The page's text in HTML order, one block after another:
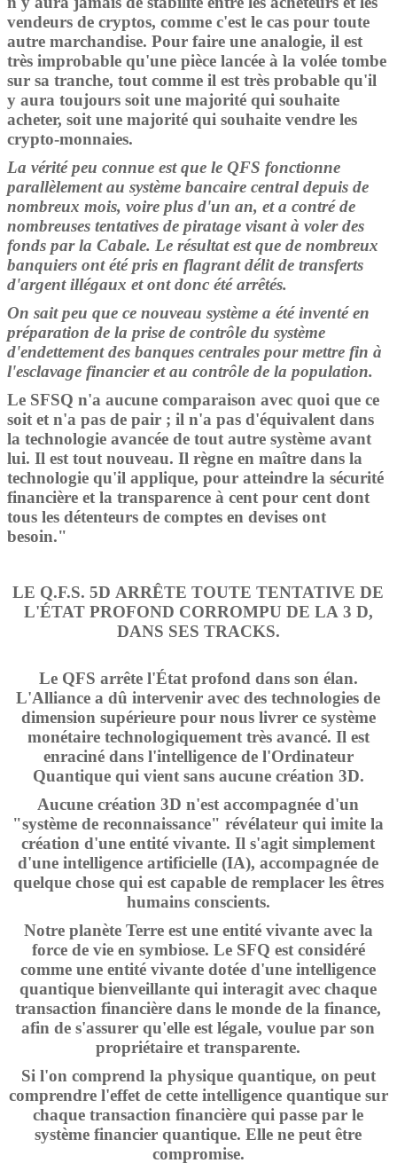
vendeurs de cryptos, comme c'est le cas pour toute
autre marchandise. Pour faire une analogie, il est
très improbable qu'une pièce lancée à la volée tombe
sur sa tranche, tout comme il est très probable qu'il
y aura toujours soit une majorité qui souhaite
acheter, soit une majorité qui souhaite vendre les
crypto-monnaies.
La vérité peu connue est que le QFS fonctionne
parallèlement au système bancaire central depuis de
nombreux mois, voire plus d'un an, et a contré de
nombreuses tentatives de piratage visant à voler des
fonds par la Cabale. Le résultat est que de nombreux
banquiers ont été pris en flagrant délit de transferts
d'argent illégaux et ont donc été arrêtés.
On sait peu que ce nouveau système a été inventé en
préparation de la prise de contrôle du système
d'endettement des banques centrales pour mettre fin à
l'esclavage financier et au contrôle de la population.
Le SFSQ n'a aucune comparaison avec quoi que ce
soit et n'a pas de pair ; il n'a pas d'équivalent dans
la technologie avancée de tout autre système avant
lui. Il est tout nouveau. Il règne en maître dans la
technologie qu'il applique, pour atteindre la sécurité
financière et la transparence à cent pour cent dont
tous les détenteurs de comptes en devises ont
besoin."
LE Q.F.S. 5D ARRÊTE TOUTE TENTATIVE DE
L'ÉTAT PROFOND CORROMPU DE LA 3 D,
DANS SES TRACKS.
Le QFS arrête l'État profond dans son élan.
L'Alliance a dû intervenir avec des technologies de
dimension supérieure pour nous livrer ce système
monétaire technologiquement très avancé. Il est
enraciné dans l'intelligence de l'Ordinateur
Quantique qui vient sans aucune création 3D.
Aucune création 3D n'est accompagnée d'un
"système de reconnaissance" révélateur qui imite la
création d'une entité vivante. Il s'agit simplement
d'une intelligence artificielle (IA), accompagnée de
quelque chose qui est capable de remplacer les êtres
humains conscients.
Notre planète Terre est une entité vivante avec la
force de vie en symbiose. Le SFQ est considéré
comme une entité vivante dotée d'une intelligence
quantique bienveillante qui interagit avec chaque
transaction financière dans le monde de la finance,
afin de s'assurer qu'elle est légale, voulue par son
propriétaire et transparente.
Si l'on comprend la physique quantique, on peut
comprendre l'effet de cette intelligence quantique sur
chaque transaction financière qui passe par le
système financier quantique. Elle ne peut être
compromise.